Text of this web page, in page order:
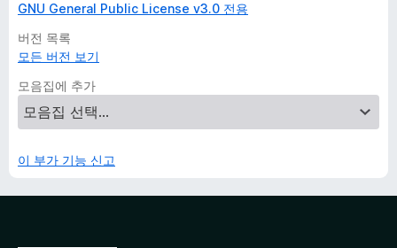
GNU General Public License v3.0 전용
버전 목록
모든 버전 보기
모음집에 추가
이 부가 기능 신고